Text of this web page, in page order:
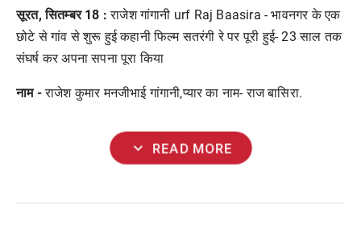
सूरत, सितम्बर 18 :राजेश गांगानी urf Raj Baasira -भावनगर के एक
छोटे से गांव से शुरू हुई कहानी फिल्म सतरंगी रे पर पूरी हुई- 23साल तक
संघर्ष कर अपना सपना पूरा किया
नाम- राजेश कुमार मनजीभाई गांगानी,प्यार का नाम-राज बासिरा.
expand_more READ MORE